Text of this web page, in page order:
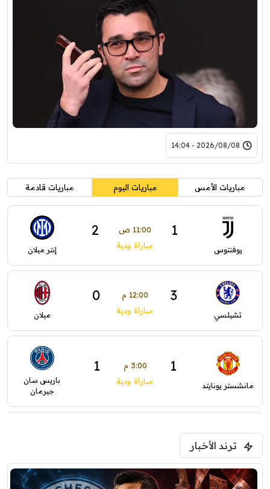
2026/08/08 - 14:04
مباريات الأمس مباريات اليوم مباريات قادمة
يوفنتوس
1 11:00 ص 2
مباراة ودية إنتر ميلان
تشيلسي
3 12:00 م 0
مباراة ودية ميلان
مانشستر يونايتد
1 3:00 م 1
مباراة ودية
باريس سان
جيرمان
فرينتسفاروشي
ترند الأخبار